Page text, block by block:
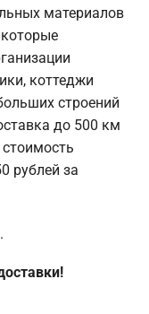
материалов
коттеджи
строений
до 500 км
рублей за